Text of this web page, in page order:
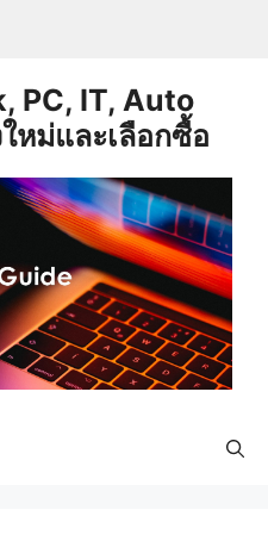
PC, IT, Auto
หม่และเลือกซื้อ